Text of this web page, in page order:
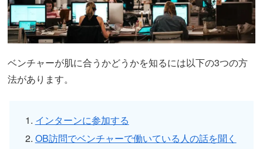
ベンチャーが肌に合うかどうかを知るには以下の3つの方
法があります。
インターンに参加する
OB訪問でベンチャーで働いている人の話を聞く